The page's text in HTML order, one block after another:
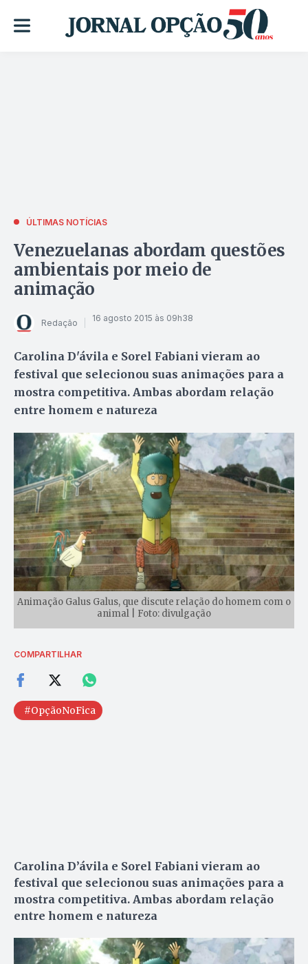
ÚLTIMAS NOTÍCIAS
Venezuelanas abordam questões
ambientais por meio de
animação
Redação 16 agosto 2015 às 09h38
Carolina D'ávila e Sorel Fabiani vieram ao
festival que selecionou suas animações para a
mostra competitiva. Ambas abordam relação
entre homem e natureza
Animação Galus Galus, que discute relação do homem com o
animal | Foto: divulgação
COMPARTILHAR
#OpçãoNoFica
Carolina D’ávila e Sorel Fabiani vieram ao
festival que selecionou suas animações para a
mostra competitiva. Ambas abordam relação
entre homem e natureza